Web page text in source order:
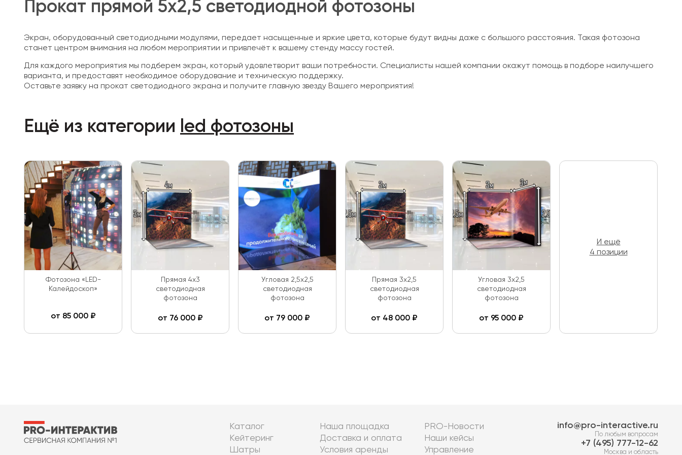
Прокат прямой 5х2,5 светодиодной фотозоны
Экран, оборудованный светодиодными модулями, передает насыщенные и яркие цвета, которые будут видны даже с большого расстояния. Такая фотозона
станет центром внимания на любом мероприятии и привлечёт к вашему стенду массу гостей.
Для каждого мероприятия мы подберем экран, который удовлетворит ваши потребности. Специалисты нашей компании окажут помощь в подборе наилучшего
варианта, и предоставят необходимое оборудование и техническую поддержку.
Оставьте заявку на прокат светодиодного экрана и получите главную звезду Вашего мероприятия!
Ещё из категории led фотозоны
Фотозона «LED-
Калейдоскоп»
от 85 000₽
Прямая 4х3
светодиодная
фотозона
от 76 000₽
Угловая 2,5х2,5
светодиодная
фотозона
от 79 000 ₽
Прямая 3х2,5
светодиодная
фотозона
от 48 000 ₽
Угловая 3х2,5
светодиодная
фотозона
от 95 000 ₽
И ещё
4 позиции
Каталог
Кейтеринг
Шатры
Наша площадка
Доставка и оплата
Условия аренды
PRO-Новости
Наши кейсы
Управление
info@pro-interactive.ru
По любым вопросам
7 (495) 777-12-62
Москва и область